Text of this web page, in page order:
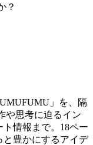
？
」を、隔
や思考に迫るイン
情報まで。18ペー
と豊かにするアイデ